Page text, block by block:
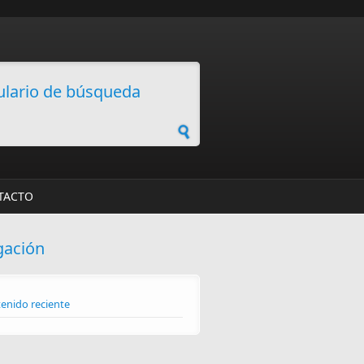
de búsqueda
reciente